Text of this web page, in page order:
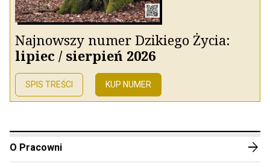
Najnowszy numer Dzikiego Życia:
lipiec / sierpień 2026
SPIS TREŚCI KUP NUMER
O Pracowni arrow_forward